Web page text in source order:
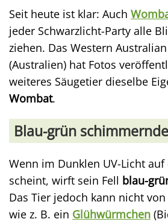
Seit heute ist klar: Auch
jeder Schwarzlicht-Party alle
ziehen. Das Western
(Australien) hat Fotos
weiteres Säugetier dieselbe
Wombat.
Blau-grün
Wenn im Dunklen UV-Licht
scheint, wirft sein Fell blau-
Das Tier jedoch kann nicht
wie z. B. ein Glühwürmchen